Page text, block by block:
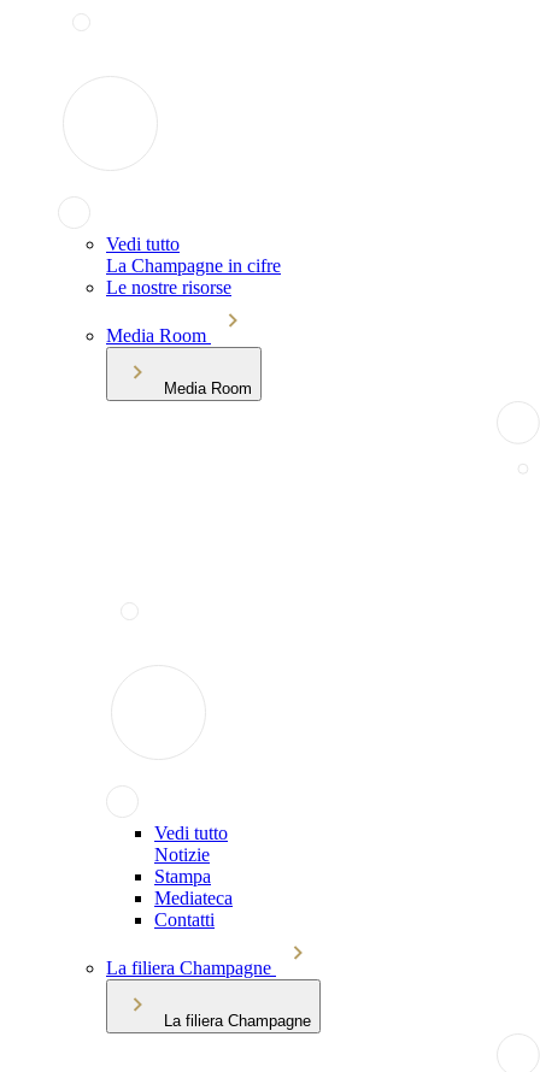
Vedi tutto
La Champagne in cifre
Le nostre risorse
Media Room
Media Room
Vedi tutto
Notizie
Stampa
Mediateca
Contatti
La filiera Champagne
La filiera Champagne